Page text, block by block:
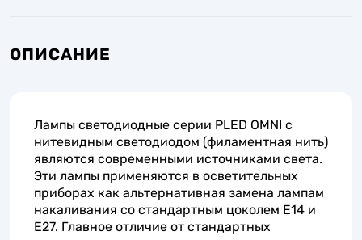
ОПИСАНИЕ
Лампы светодиодные серии PLED OMNI с
нитевидным светодиодом (филаментная нить)
являются современными источниками света.
Эти лампы применяются в осветительных
приборах как альтернативная замена лампам
накаливания со стандартным цоколем Е14 и
Е27. Главное отличие от стандартных